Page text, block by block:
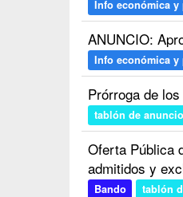
Info económica y
ANUNCIO:
Info económica y
Prórroga de
tablón de
Oferta Pública
admitidos y
Bando tablón